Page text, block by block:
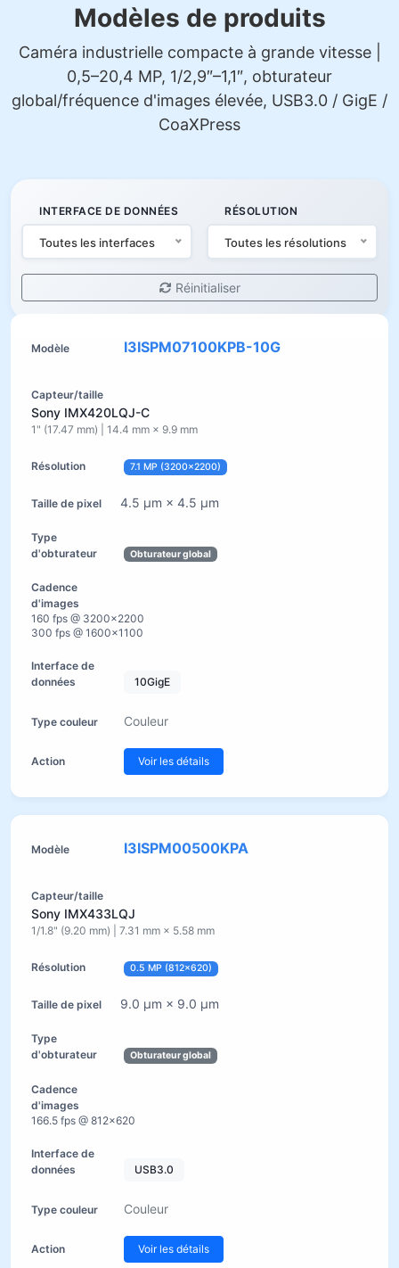
Modèles de produits
Caméra industrielle compacte à grande vitesse |
0,5–20,4 MP, 1/2,9″–1,1″, obturateur
global/fréquence d'images élevée, USB3.0 / GigE /
CoaXPress
INTERFACE DE DONNÉES
Toutes les interfaces
RÉSOLUTION
Toutes les résolutions
Réinitialiser
I3ISPM07100KPB-10G
Sony IMX420LQJ-C
1" (17.47 mm) | 14.4 mm × 9.9 mm
7.1 MP (3200×2200)
4.5 µm × 4.5 µm
Obturateur global
160 fps @ 3200×2200
300 fps @ 1600×1100
10GigE
Couleur
Voir les détails
I3ISPM00500KPA
Sony IMX433LQJ
1/1.8" (9.20 mm) | 7.31 mm × 5.58 mm
0.5 MP (812×620)
9.0 µm × 9.0 µm
Obturateur global
166.5 fps @ 812×620
USB3.0
Couleur
Voir les détails